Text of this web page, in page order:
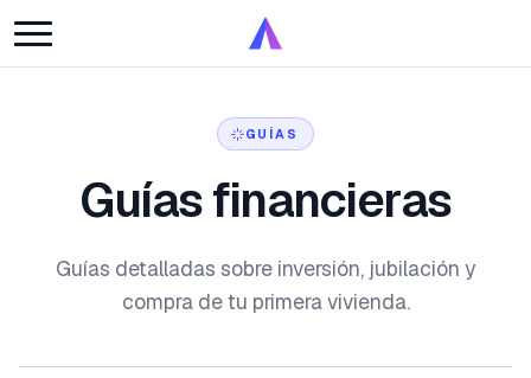
GUÍAS
Guías financieras
Guías detalladas sobre inversión, jubilación y
compra de tu primera vivienda.